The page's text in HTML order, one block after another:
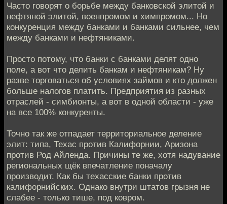
Часто говорят о борьбе между банковской элитой и
нефтяной элитой, военпромом и химпромом... Но
конкуренция между банками и банками сильнее, чем
между банками и нефтяниками.
Просто потому, что банки с банками делят одно
поле, а вот что делить банкам и нефтяникам? Ну
разве торговаться об условиях займов и кто должен
больше налогов платить. Предприятия из разных
отраслей - симбионты, а вот в одной области - уже
на все 100% конкуренты.
Точно так же отпадает территориальное деление
элит: типа, Техас против Калифорнии, Аризона
против Род Айленда. Причины те же, хотя надувание
региональных щёк впечатление поначалу
производит. Как бы техасские банки против
калифорнийских. Однако внутри штатов грызня не
слабее - только тише, под ковром.